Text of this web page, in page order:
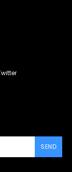
SEND